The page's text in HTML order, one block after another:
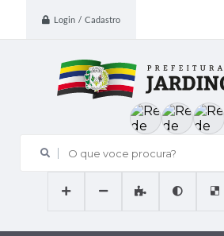
Login / Cadastro
O que voce procura?